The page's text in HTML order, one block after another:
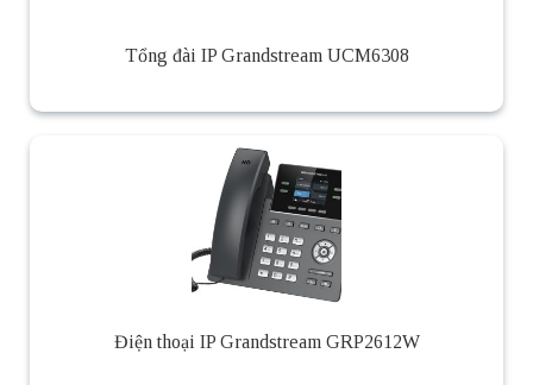
Tổng đài IP Grandstream UCM6308
Điện thoại IP Grandstream GRP2612W